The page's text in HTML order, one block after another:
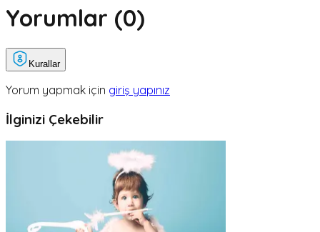
Yorumlar (0)
Kurallar
Yorum yapmak için giriş yapınız
İlginizi Çekebilir